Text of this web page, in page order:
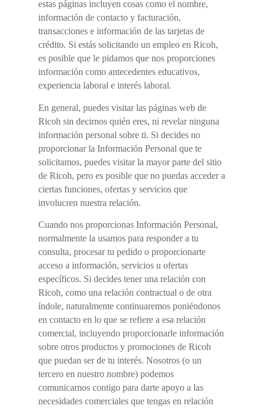
estas páginas incluyen cosas como el nombre,
información de contacto y facturación,
transacciones e información de las tarjetas de
crédito. Si estás solicitando un empleo en Ricoh,
es posible que le pidamos que nos proporciones
información como antecedentes educativos,
experiencia laboral e interés laboral.
En general, puedes visitar las páginas web de
Ricoh sin decirnos quién eres, ni revelar ninguna
información personal sobre ti. Si decides no
proporcionar la Información Personal que te
solicitamos, puedes visitar la mayor parte del sitio
de Ricoh, pero es posible que no puedas acceder a
ciertas funciones, ofertas y servicios que
involucren nuestra relación.
Cuando nos proporcionas Información Personal,
normalmente la usamos para responder a tu
consulta, procesar tu pedido o proporcionarte
acceso a información, servicios u ofertas
específicos. Si decides tener una relación con
Ricoh, como una relación contractual o de otra
índole, naturalmente continuaremos poniéndonos
en contacto en lo que se refiere a esa relación
comercial, incluyendo proporcionarle información
sobre otros productos y promociones de Ricoh
que puedan ser de tu interés. Nosotros (o un
tercero en nuestro nombre) podemos
comunicarnos contigo para darte apoyo a las
necesidades comerciales que tengas en relación